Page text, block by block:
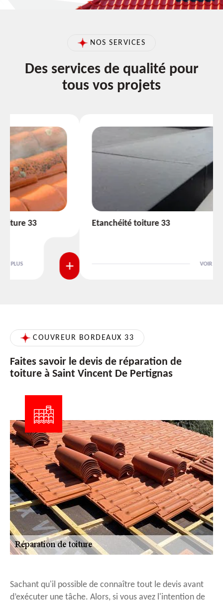
NOS SERVICES
Des services de qualité pour
tous vos projets
Etanchéité toiture 33
VOIR PLUS
COUVREUR BORDEAUX 33
Faites savoir le devis de réparation de
toiture à Saint Vincent De Pertignas
Sachant qu'il possible de connaître tout le devis avant
d’exécuter une tâche. Alors, si vous avez l'intention de